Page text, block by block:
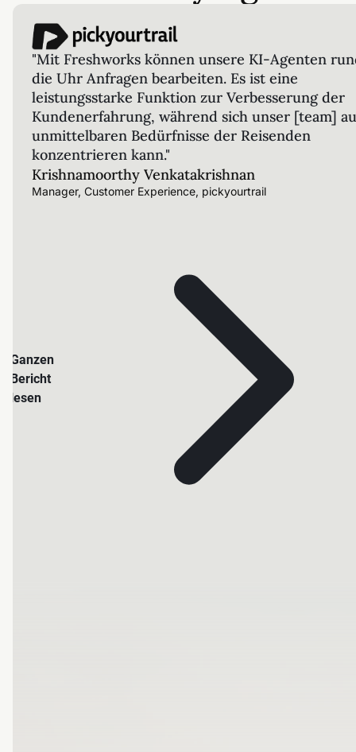
"Mit Freshworks können unsere KI-Agenten
die Uhr Anfragen bearbeiten. Es ist eine
leistungsstarke Funktion zur Verbesserung der
Kundenerfahrung, während sich unser [team]
unmittelbaren Bedürfnisse der Reisenden
konzentrieren kann."
Krishnamoorthy Venkatakrishnan
Manager, Customer Experience, pickyourtrail
Ganzen
Bericht
lesen